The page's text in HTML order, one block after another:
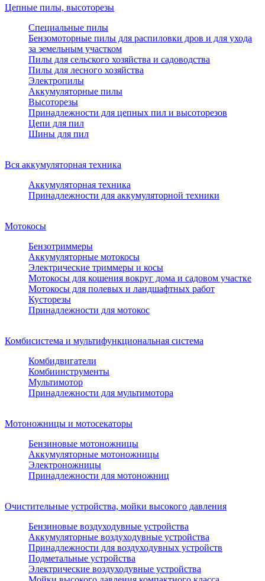
Цепные пилы, высоторезы
Специальные пилы
Бензомоторные пилы для распиловки дров и для ухода
за земельным участком
Пилы для сельского хозяйства и садоводства
Пилы для лесного хозяйства
Электропилы
Аккумуляторные пилы
Высоторезы
Принадлежности для цепных пил и высоторезов
Цепи для пил
Шины для пил
Вся аккумуляторная техника
Аккумуляторная техника
Принадлежности для аккумуляторной техники
Мотокосы
Бензотриммеры
Аккумуляторные мотокосы
Электрические триммеры и косы
Мотокосы для кошения вокруг дома и садовом участке
Мотокосы для полевых и ландшафтных работ
Кусторезы
Принадлежности для мотокос
Комбисистема и мультифункциональная система
Комбидвигатели
Комбиинструменты
Мультимотор
Принадлежности для мультимотора
Мотоножницы и мотосекаторы
Бензиновые мотоножницы
Аккумуляторные мотоножницы
Электроножницы
Принадлежности для мотоножниц
Очистительные устройства, мойки высокого давления
Бензиновые воздуходувные устройства
Аккумуляторные воздуходувные устройства
Принадлежности для воздуходувных устройств
Подметальные устройства
Электрические воздуходувные устройства